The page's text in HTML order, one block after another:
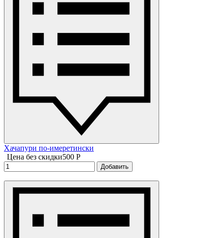
Хачапури по-имеретински
Цена без скидки500 P
Добавить